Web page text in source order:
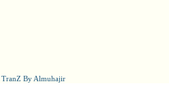
TranZ By Almuhajir